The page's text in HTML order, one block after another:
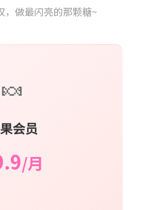
，做最闪亮的那颗糖~
🍬
会员
/月